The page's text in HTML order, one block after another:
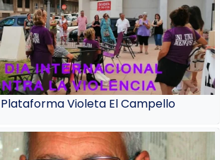
Violeta El Campello